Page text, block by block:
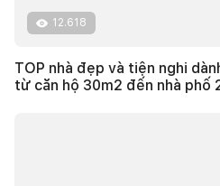
12.618
TOP nhà đẹp và tiện nghi
từ căn hộ 30m2 đến nhà phố